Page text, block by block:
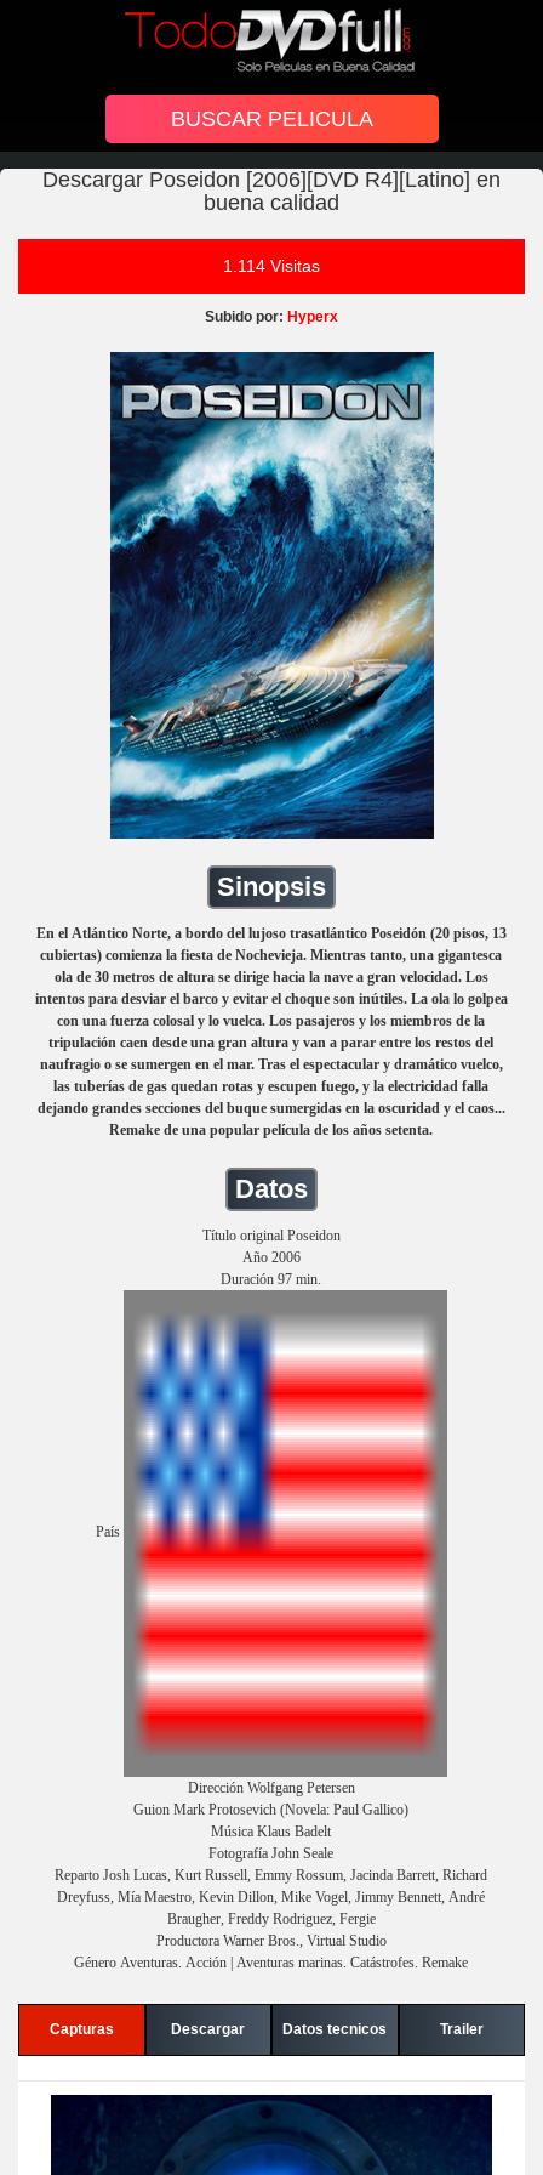
Descargar Poseidon [2006][DVD R4][Latino] en
buena calidad
1.114 Visitas
Subido por: Hyperx
Sinopsis
En el Atlántico Norte, a bordo del lujoso trasatlántico Poseidón (20 pisos, 13
cubiertas) comienza la fiesta de Nochevieja. Mientras tanto, una gigantesca
ola de 30 metros de altura se dirige hacia la nave a gran velocidad. Los
intentos para desviar el barco y evitar el choque son inútiles. La ola lo golpea
con una fuerza colosal y lo vuelca. Los pasajeros y los miembros de la
tripulación caen desde una gran altura y van a parar entre los restos del
naufragio o se sumergen en el mar. Tras el espectacular y dramático vuelco,
las tuberías de gas quedan rotas y escupen fuego, y la electricidad falla
dejando grandes secciones del buque sumergidas en la oscuridad y el caos...
Remake de una popular película de los años setenta.
Datos
Título original Poseidon
Año 2006
Duración 97 min.
País
Dirección Wolfgang Petersen
Guion Mark Protosevich (Novela: Paul Gallico)
Música Klaus Badelt
Fotografía John Seale
Reparto Josh Lucas, Kurt Russell, Emmy Rossum, Jacinda Barrett, Richard
Dreyfuss, Mía Maestro, Kevin Dillon, Mike Vogel, Jimmy Bennett, André
Braugher, Freddy Rodriguez, Fergie
Productora Warner Bros., Virtual Studio
Género Aventuras. Acción | Aventuras marinas. Catástrofes. Remake
Capturas Descargar Datos tecnicos Trailer